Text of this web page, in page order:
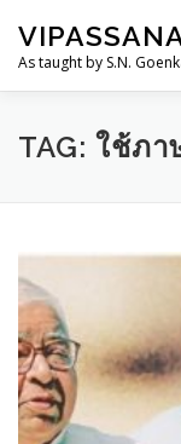
content
As taught by S.N.
ประวัติ ศูนย์
TAG: ใช้ภา